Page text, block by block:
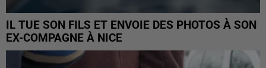
IL TUE SON FILS ET ENVOIE DES PHOTOS À SON
EX-COMPAGNE À NICE